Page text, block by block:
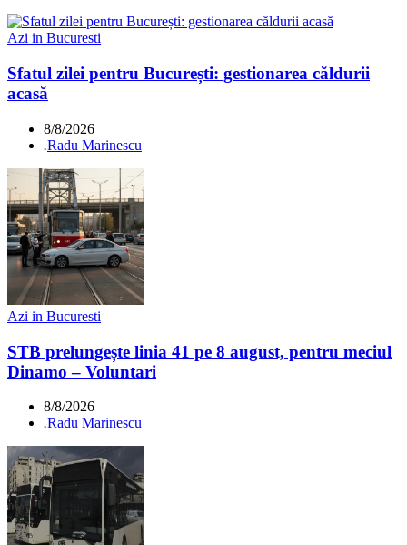
Azi in Bucuresti
Sfatul zilei pentru București: gestionarea căldurii
acasă
8/8/2026
.Radu Marinescu
Azi in Bucuresti
STB prelungește linia 41 pe 8 august, pentru meciul
Dinamo – Voluntari
8/8/2026
.Radu Marinescu